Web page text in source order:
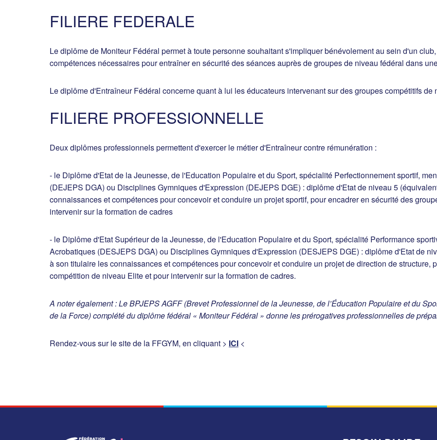
FILIERE FEDERALE
Le diplôme de Moniteur Fédéral permet à toute personne souhaitant s'impliquer bénévolement au sein d'un
compétences nécessaires pour entraîner en sécurité des séances auprès de groupes de niveau fédéral dans
Le diplôme d'Entraîneur Fédéral concerne quant à lui les éducateurs intervenant sur des groupes compétitifs de
FILIERE PROFESSIONNELLE
Deux diplômes professionnels permettent d'exercer le métier d'Entraîneur contre rémunération :
- le Diplôme d'Etat de la Jeunesse, de l'Education Populaire et du Sport, spécialité Perfectionnement sportif,
(DEJEPS DGA) ou Disciplines Gymniques d'Expression (DEJEPS DGE) : diplôme d'Etat de niveau 5
connaissances et compétences pour concevoir et conduire un projet sportif, pour encadrer en sécurité des
intervenir sur la formation de cadres
- le Diplôme d'Etat Supérieur de la Jeunesse, de l'Education Populaire et du Sport, spécialité Performance
Acrobatiques (DESJEPS DGA) ou Disciplines Gymniques d'Expression (DESJEPS DGE) : diplôme d'Etat de
à son titulaire les connaissances et compétences pour concevoir et conduire un projet de direction de structure,
compétition de niveau Elite et pour intervenir sur la formation de cadres.
A noter également : Le BPJEPS AGFF (Brevet Professionnel de la Jeunesse, de l’Éducation Populaire et du
de la Force) complété du diplôme fédéral « Moniteur Fédéral » donne les prérogatives professionnelles de
Rendez-vous sur le site de la FFGYM, en cliquant > ICI <